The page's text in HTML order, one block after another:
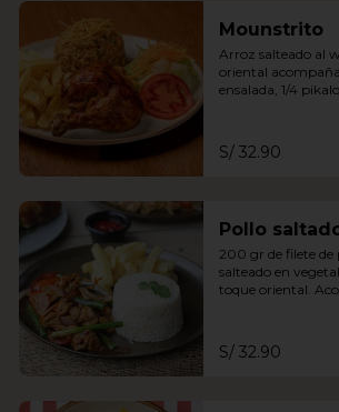
Mounstrito
Arroz salteado al
oriental
ensalada, 1/4
S/ 32.90
Pollo
200 gr de filete de
salteado en
toque oriental.
S/ 32.90